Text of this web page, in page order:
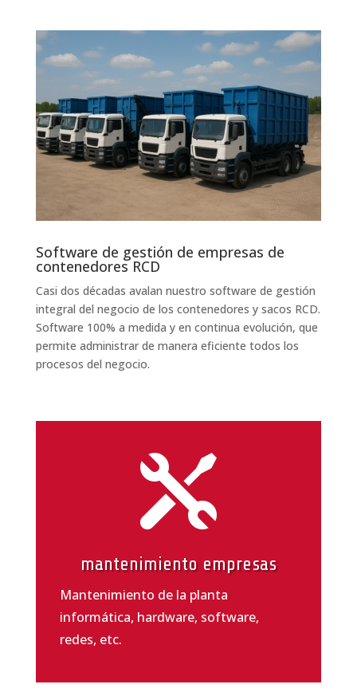
Software de gestión de empresas de
contenedores RCD
Casi dos décadas avalan nuestro software de gestión
integral del negocio de los contenedores y sacos RCD.
Software 100% a medida y en continua evolución, que
permite administrar de manera eficiente todos los
procesos del negocio.

mantenimiento empresas
Mantenimiento de la planta
informática, hardware, software,
redes, etc.